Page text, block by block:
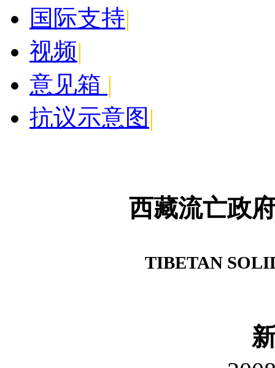
国际支持|
视频|
意见箱 |
抗议示意图 |
西藏流亡政
TIBETAN